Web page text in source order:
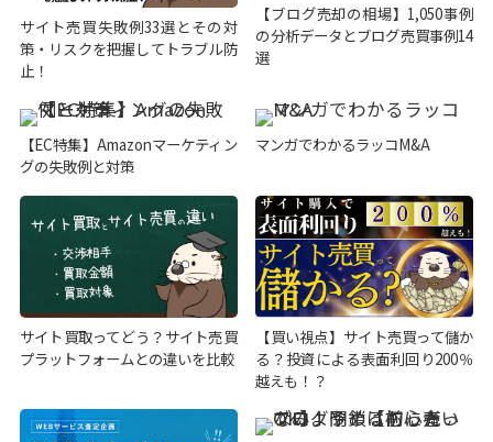
サイト売買失敗例33選とその対
策・リスクを把握してトラブル防
止！
【ブログ売却の相場】1,050事例
の分析データとブログ売買事例14
選
【EC特集】Amazonマーケティン
グの失敗例と対策
マンガでわかるラッコM&A
サイト買取ってどう？サイト売買
プラットフォームとの違いを比較
【買い視点】サイト売買って儲か
る？投資による表面利回り200％
越えも！？